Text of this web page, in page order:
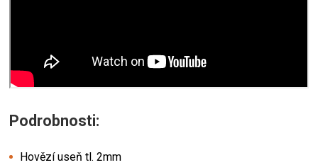
Podrobnosti:
Hovězí useň tl. 2mm